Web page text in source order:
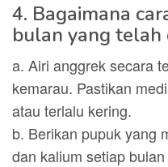
4. Bagaimana
bulan yang telah
a. Airi anggrek secara
kemarau. Pastikan
atau terlalu kering.
b. Berikan pupuk yang
dan kalium setiap